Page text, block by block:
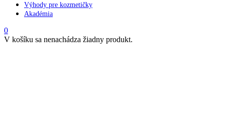
Výhody pre kozmetičky
Akadémia
0
V košíku sa nenachádza žiadny produkt.